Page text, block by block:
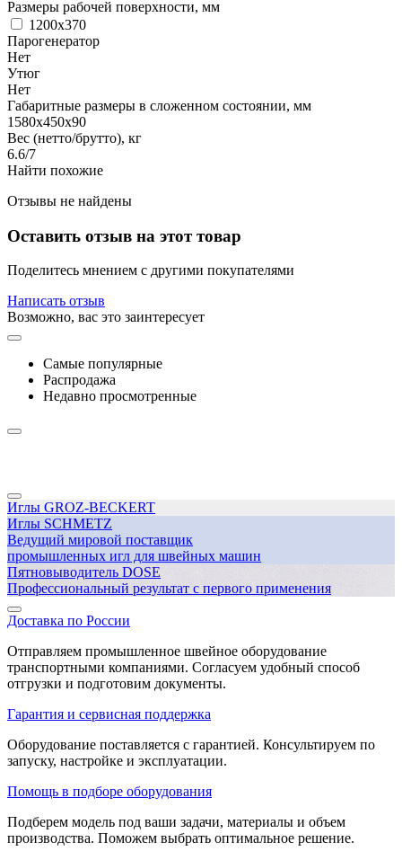
Размеры рабочей поверхности, мм
1200x370
Парогенератор
Нет
Утюг
Нет
Габаритные размеры в сложенном состоянии, мм
1580х450х90
Вес (нетто/брутто), кг
6.6/7
Найти похожие
Отзывы не найдены
Оставить отзыв на этот товар
Поделитесь мнением с другими покупателями
Написать отзыв
Возможно, вас это заинтересует
Самые популярные
Распродажа
Недавно просмотренные
Иглы GROZ-BECKERT
Иглы SCHMETZ
Ведущий мировой поставщик
промышленных игл для швейных машин
Пятновыводитель DOSE
Профессиональный результат с первого применения
Доставка по России
Отправляем промышленное швейное оборудование
транспортными компаниями. Согласуем удобный способ
отгрузки и подготовим документы.
Гарантия и сервисная поддержка
Оборудование поставляется с гарантией. Консультируем по
запуску, настройке и эксплуатации.
Помощь в подборе оборудования
Подберем модель под ваши задачи, материалы и объем
производства. Поможем выбрать оптимальное решение.